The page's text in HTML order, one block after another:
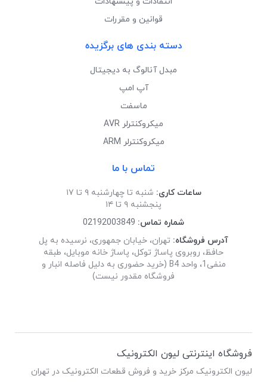
قوانین و مقررات
دسته بندی های برگزیده
مبدل آنالوگ به دیجیتال
آپ امپ
ماسفت
میکروکنترلر AVR
میکروکنترلر ARM
تماس با ما
ساعات کاری: شنبه تا چهارشنبه ۹ تا ۱۷
پنجشنبه ۹ تا ۱۴
شماره تماس: 02192003849
آدرس فروشگاه: تهران، خیابان جمهوری، نرسیده به پل
حافظ، روبروی پاساژ توکل، پاساژ خانه موبایل، طبقه
منفی1، واحد B4 (خرید حضوری به دلیل فاصله انبار و
فروشگاه مقدور نیست)
فروشگاه اینترنتی لیون الکترونیک
لیون الکترونیک مرکز خرید و فروش قطعات الکترونیک در تهران